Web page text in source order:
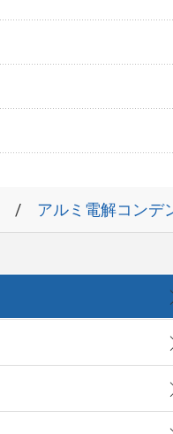
アルミ電解コンデ